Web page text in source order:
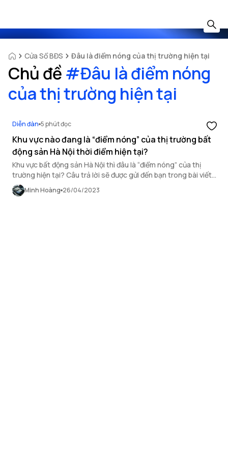
Cửa Sổ BĐS Đâu là điểm nóng của thị trường hiện tại
Chủ đề #Đâu là điểm nóng
của thị trường hiện tại
Diễn đàn 5 phút đọc
Khu vực nào đang là “điểm nóng” của thị trường bất
động sản Hà Nội thời điểm hiện tại?
Khu vực bất động sản Hà Nội thì đâu là “điểm nóng” của thị
trường hiện tại? Câu trả lời sẽ được gửi đến bạn trong bài viết
sau.
Minh Hoàng 26/04/2023